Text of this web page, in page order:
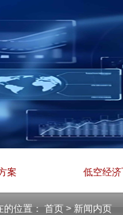
案 低空经
的位置： 首页 > 新闻内页